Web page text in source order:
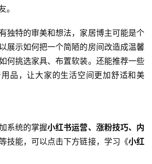
。
独特的审美和想法，家居博主可能是个
展示如何把一个简陋的房间改造成温馨
何挑选家具、布置软装。还能推荐一些
品，让大家的生活空间更加舒适和美
系统的掌握小红书运营、涨粉技巧、内
技能，可以点击下方链接，学习《小红